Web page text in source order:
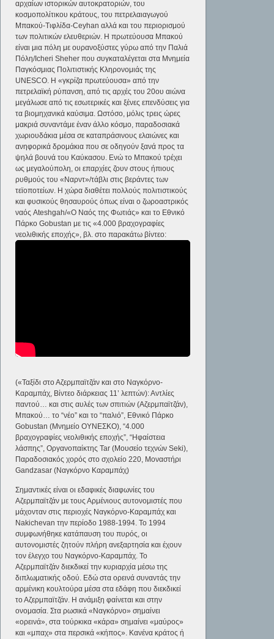
αρχαίων ιστορικών αυτοκρατοριών, του
κοσμοπολίτικου κράτους, του πετρελαιαγωγού
Μπακού-Τιφλίδα-Ceyhan αλλά και του περιορισμού
των πολιτικών ελευθεριών. Η πρωτεύουσα Μπακού
είναι μια πόλη με ουρανοξύστες γύρω από την Παλιά
Πόλη/Icheri Sheher που συγκαταλέγεται στα Μνημεία
Παγκόσμιας Πολιτιστικής Κληρονομιάς της
UNESCO. Η «γκρίζα πρωτεύουσα» από την
πετρελαϊκή ρύπανση, από τις αρχές του 20ου αιώνα
μεγάλωσε από τις εσωτερικές και ξένες επενδύσεις για
τα βιομηχανικά καύσιμα. Ωστόσο, μόλις τρεις ώρες
μακριά συναντάμε έναν άλλο κόσμο, παραδοσιακά
χωριουδάκια μέσα σε καταπράσινους ελαιώνες και
ανηφορικά δρομάκια που σε οδηγούν ξανά προς τα
ψηλά βουνά του Καύκασου. Ενώ το Μπακού τρέχει
ως μεγαλούπολη, οι επαρχίες ζουν στους ήπιους
ρυθμούς του «Ναρντ»/τάβλι στις βεράντες των
τεϊοποτείων. Η χώρα διαθέτει πολλούς πολιτιστικούς
και φυσικούς θησαυρούς όπως είναι ο ζωροαστρικός
ναός Ateshgah/«Ο Ναός της Φωτιάς» και το Εθνικό
Πάρκο Gobustan με τις «4.000 βραχογραφίες
νεολιθικής εποχής», βλ. στο παρακάτω βίντεο:
(«Ταξίδι στο Αζερμπαϊτζάν και στο Ναγκόρνο-
Καραμπάχ, Βίντεο διάρκειας 11’ λεπτών): Αντλίες
παντού… και στις αυλές των σπιτιών (Αζερμπαϊτζάν),
Μπακού… το “νέο” και το “παλιό”, Εθνικό Πάρκο
Gobustan (Μνημείο ΟΥΝΕΣΚΟ), “4.000
βραχογραφίες νεολιθικής εποχής”, “Ηφαίστεια
λάσπης”, Οργανοπαίκτης Tar (Μουσείο τεχνών Seki),
Παραδοσιακός χορός στο σχολείο 220, Μοναστήρι
Gandzasar (Ναγκόρνο Καραμπάχ)
Σημαντικές είναι οι εδαφικές διαφωνίες του
Αζερμπαϊτζάν με τους Αρμένιους αυτονομιστές που
μάχονταν στις περιοχές Ναγκόρνο-Καραμπάχ και
Nakichevan την περίοδο 1988-1994. Το 1994
συμφωνήθηκε κατάπαυση του πυρός, οι
αυτονομιστές ζητούν πλήρη ανεξαρτησία και έχουν
τον έλεγχο του Ναγκόρνο-Καραμπάχ. Το
Αζερμπαϊτζάν διεκδικεί την κυριαρχία μέσω της
διπλωματικής οδού. Εδώ στα ορεινά συναντάς την
αρμένικη κουλτούρα μέσα στα εδάφη που διεκδικεί
το Αζερμπαϊτζάν. Η ανάμιξη φαίνεται και στην
ονομασία. Στα ρωσικά «Ναγκόρνο» σημαίνει
«ορεινά», στα τούρκικα «κάρα» σημαίνει «μαύρος»
και «μπαχ» στα περσικά «κήπος». Κανένα κράτος ή